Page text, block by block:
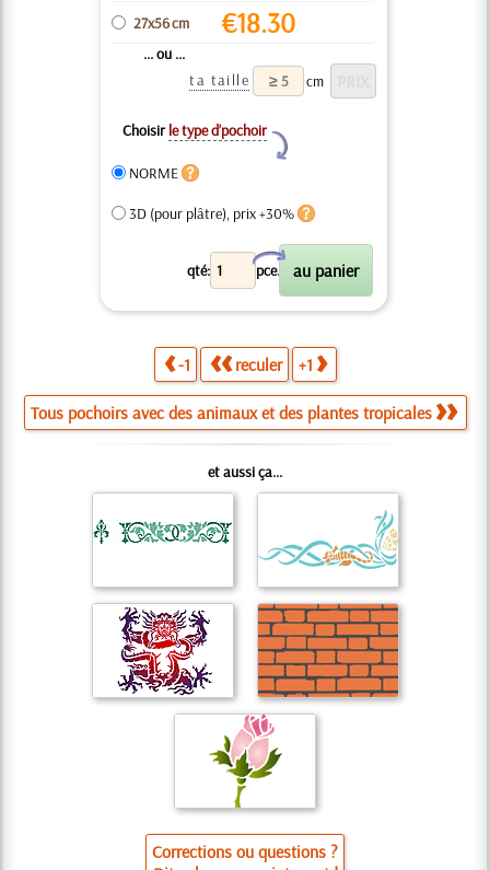
27x56 cm €18.30
... ou ...
ta taille
cm
Choisir le type d’pochoir
Y
NORME
3D (pour plâtre), prix +30%
qté: pce.
X
-1 reculer +1
Tous pochoirs avec des animaux et des plantes tropicales
et aussi ça...
Corrections ou questions ?